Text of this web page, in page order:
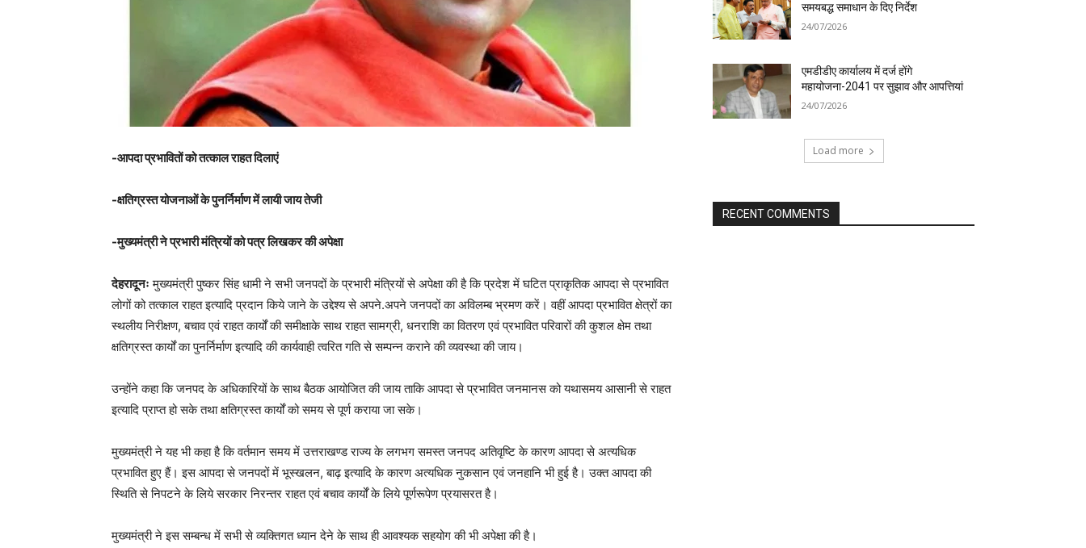
-आपदा प्रभावितों को तत्काल राहत दिलाएं
-क्षतिग्रस्त योजनाओं के पुनर्निर्माण में लायी जाय तेजी
-मुख्यमंत्री ने प्रभारी मंत्रियों को पत्र लिखकर की अपेक्षा
देहरादूनः मुख्यमंत्री पुष्कर सिंह धामी ने सभी जनपदों के प्रभारी मंत्रियों से अपेक्षा की है कि प्रदेश में घटित प्राकृतिक आपदा से प्रभावित
लोगों को तत्काल राहत इत्यादि प्रदान किये जाने के उद्देश्य से अपने.अपने जनपदों का अविलम्ब भ्रमण करें। वहीं आपदा प्रभावित क्षेत्रों का
स्थलीय निरीक्षण, बचाव एवं राहत कार्यों की समीक्षाके साथ राहत सामग्री, धनराशि का वितरण एवं प्रभावित परिवारों की कुशल क्षेम तथा
क्षतिग्रस्त कार्यों का पुनर्निर्माण इत्यादि की कार्यवाही त्वरित गति से सम्पन्न कराने की व्यवस्था की जाय।
उन्होंने कहा कि जनपद के अधिकारियों के साथ बैठक आयोजित की जाय ताकि आपदा से प्रभावित जनमानस को यथासमय आसानी से राहत
इत्यादि प्राप्त हो सके तथा क्षतिग्रस्त कार्यों को समय से पूर्ण कराया जा सके।
मुख्यमंत्री ने यह भी कहा है कि वर्तमान समय में उत्तराखण्ड राज्य के लगभग समस्त जनपद अतिवृष्टि के कारण आपदा से अत्यधिक
प्रभावित हुए हैं। इस आपदा से जनपदों में भूस्खलन, बाढ़ इत्यादि के कारण अत्यधिक नुकसान एवं जनहानि भी हुई है। उक्त आपदा की
स्थिति से निपटने के लिये सरकार निरन्तर राहत एवं बचाव कार्यों के लिये पूर्णरूपेण प्रयासरत है।
मुख्यमंत्री ने इस सम्बन्ध में सभी से व्यक्तिगत ध्यान देने के साथ ही आवश्यक सहयोग की भी अपेक्षा की है।
समयबद्ध समाधान के दिए निर्देश
24/07/2026
एमडीडीए कार्यालय में दर्ज होंगे
महायोजना-2041 पर सुझाव और आपत्तियां
24/07/2026
Load more
RECENT COMMENTS